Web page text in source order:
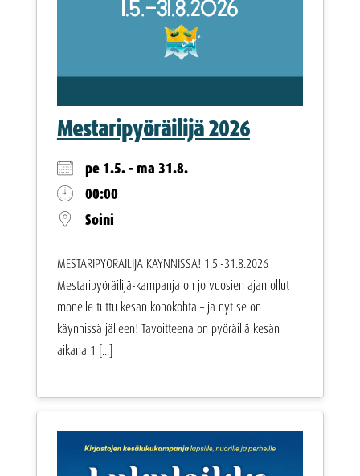
Mestaripyöräilijä 2026
pe 1.5. - ma 31.8.
00:00
Soini
MESTARIPYÖRÄILIJÄ KÄYNNISSÄ! 1.5.-31.8.2026
Mestaripyöräilijä-kampanja on jo vuosien ajan ollut
monelle tuttu kesän kohokohta – ja nyt se on
käynnissä jälleen! Tavoitteena on pyöräillä kesän
aikana 1 [...]